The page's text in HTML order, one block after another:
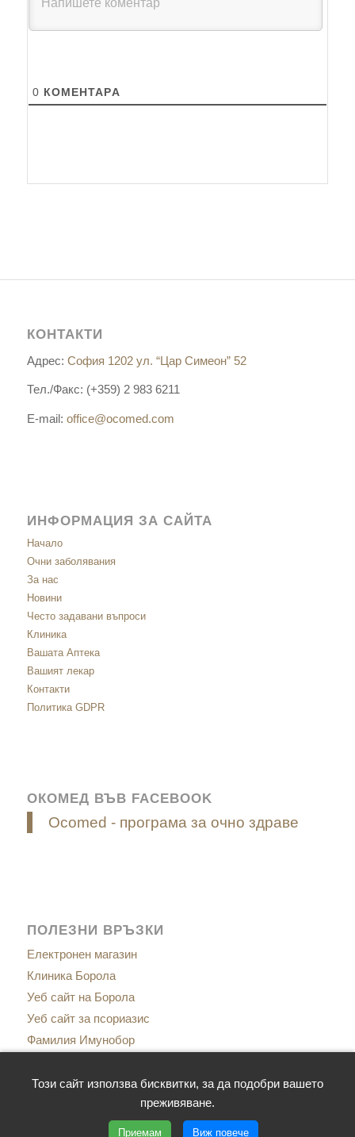
0 КОМЕНТАРA
КОНТАКТИ
Адрес: София 1202 ул. “Цар Симеон” 52
Тел./Факс: (+359) 2 983 6211
E-mail: office@ocomed.com
ИНФОРМАЦИЯ ЗА САЙТА
Начало
Очни заболявания
За нас
Новини
Често задавани въпроси
Клиника
Вашата Аптека
Вашият лекар
Контакти
Политика GDPR
ОКОМЕД ВЪВ FACEBOOK
Ocomed - програма за очно здраве
ПОЛЕЗНИ ВРЪЗКИ
Електронен магазин
Клиника Борола
Уеб сайт на Борола
Уеб сайт за псориазис
Фамилия Имунобор
Сайт за имунитет
Този сайт използва бисквитки, за да подобри вашето
преживяване.
Приемам Виж повече